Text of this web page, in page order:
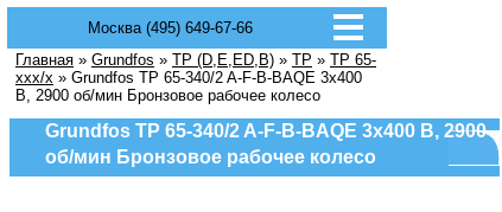
Москва (495) 649-67-66
Главная » Grundfos » TP (D,E,ED,B) » TP » TP 65-
xxx/x » Grundfos TP 65-340/2 A-F-B-BAQE 3x400
В, 2900 об/мин Бронзовое рабочее колесо
Grundfos TP 65-340/2 A-F-B-BAQE 3x400 В, 2900
об/мин Бронзовое рабочее колесо